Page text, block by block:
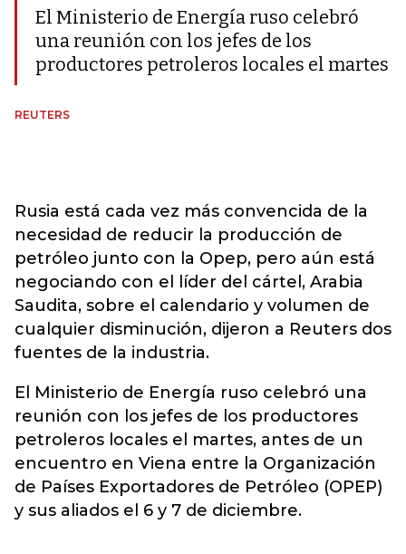
El Ministerio de Energía ruso celebró
una reunión con los jefes de los
productores petroleros locales el martes
REUTERS
Rusia está cada vez más convencida de la
necesidad de reducir la producción de
petróleo junto con la Opep, pero aún está
negociando con el líder del cártel, Arabia
Saudita, sobre el calendario y volumen de
cualquier disminución, dijeron a Reuters dos
fuentes de la industria.
El Ministerio de Energía ruso celebró una
reunión con los jefes de los productores
petroleros locales el martes, antes de un
encuentro en Viena entre la Organización
de Países Exportadores de Petróleo (OPEP)
y sus aliados el 6 y 7 de diciembre.